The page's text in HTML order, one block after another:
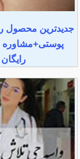
جدیدترین محصول
رایگان